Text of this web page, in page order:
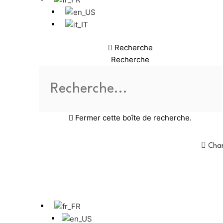
Recherche
Recherche
Fermer cette boîte de recherche.